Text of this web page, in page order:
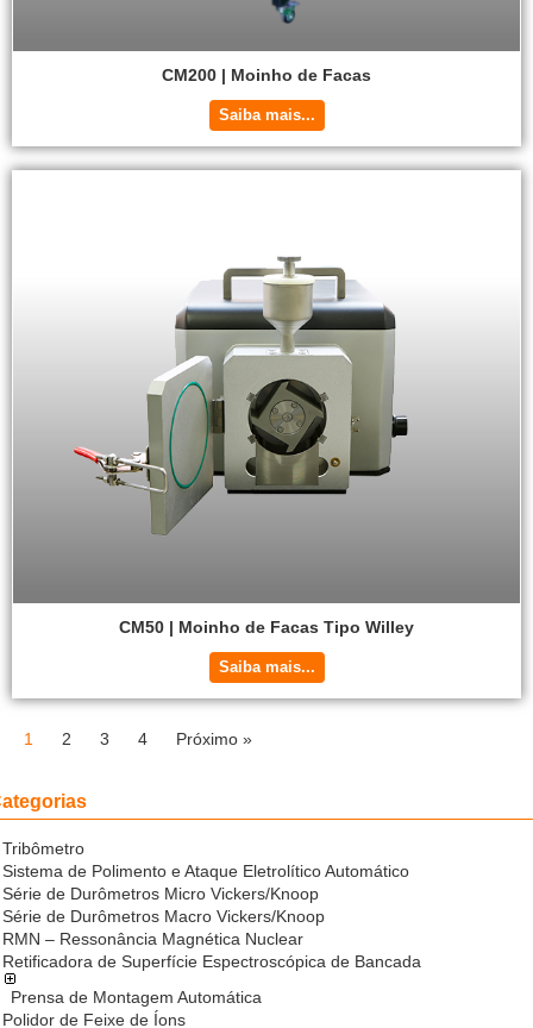
CM200 | Moinho de Facas
Saiba mais...
CM50 | Moinho de Facas Tipo Willey
Saiba mais...
1 2 3 4 Próximo »
Tribômetro
Sistema de Polimento e Ataque Eletrolítico Automático
Série de Durômetros Micro Vickers/Knoop
Série de Durômetros Macro Vickers/Knoop
RMN – Ressonância Magnética Nuclear
Retificadora de Superfície Espectroscópica de Bancada
Prensa de Montagem Automática
Polidor de Feixe de Íons